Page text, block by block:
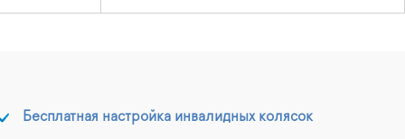
операций. Высота насадки составляет
Бесплатная настройка инвалидных колясок